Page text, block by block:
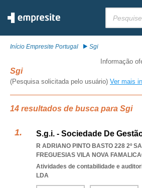
Início Empresite Portugal Sgi
Informação
Sgi
(Pesquisa solicitada pelo usuário) Ver mais
14 resultados de busca para Sgi
S.g.i. - Sociedade De
R ADRIANO PINTO BASTO 228 2º
FREGUESIAS VILA NOVA
Atividades de contabilidade e
LDA